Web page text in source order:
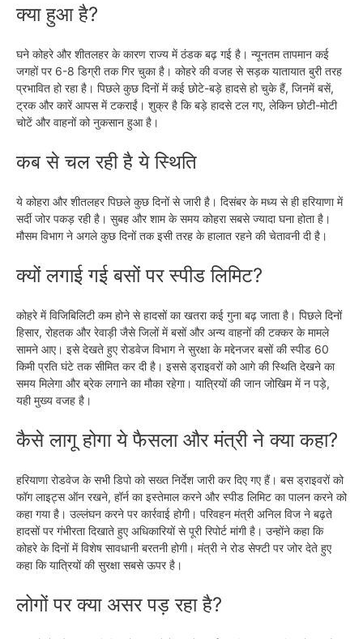
क्या हुआ है?
घने कोहरे और शीतलहर के कारण राज्य में ठंडक बढ़ गई है। न्यूनतम तापमान कई
जगहों पर 6-8 डिग्री तक गिर चुका है। कोहरे की वजह से सड़क यातायात बुरी तरह
प्रभावित हो रहा है। पिछले कुछ दिनों में कई छोटे-बड़े हादसे हो चुके हैं, जिनमें बसें,
ट्रक और कारें आपस में टकराईं। शुक्र है कि बड़े हादसे टल गए, लेकिन छोटी-मोटी
चोटें और वाहनों को नुकसान हुआ है।
कब से चल रही है ये स्थिति
ये कोहरा और शीतलहर पिछले कुछ दिनों से जारी है। दिसंबर के मध्य से ही हरियाणा में
सर्दी जोर पकड़ रही है। सुबह और शाम के समय कोहरा सबसे ज्यादा घना होता है।
मौसम विभाग ने अगले कुछ दिनों तक इसी तरह के हालात रहने की चेतावनी दी है।
क्यों लगाई गई बसों पर स्पीड लिमिट?
कोहरे में विजिबिलिटी कम होने से हादसों का खतरा कई गुना बढ़ जाता है। पिछले दिनों
हिसार, रोहतक और रेवाड़ी जैसे जिलों में बसों और अन्य वाहनों की टक्कर के मामले
सामने आए। इसे देखते हुए रोडवेज विभाग ने सुरक्षा के मद्देनजर बसों की स्पीड 60
किमी प्रति घंटे तक सीमित कर दी है। इससे ड्राइवरों को आगे की स्थिति देखने का
समय मिलेगा और ब्रेक लगाने का मौका रहेगा। यात्रियों की जान जोखिम में न पड़े,
यही मुख्य वजह है।
कैसे लागू होगा ये फैसला और मंत्री ने क्या कहा?
हरियाणा रोडवेज के सभी डिपो को सख्त निर्देश जारी कर दिए गए हैं। बस ड्राइवरों को
फॉग लाइट्स ऑन रखने, हॉर्न का इस्तेमाल करने और स्पीड लिमिट का पालन करने को
कहा गया है। उल्लंघन करने पर कार्रवाई होगी। परिवहन मंत्री अनिल विज ने बढ़ते
हादसों पर गंभीरता दिखाते हुए अधिकारियों से पूरी रिपोर्ट मांगी है। उन्होंने कहा कि
कोहरे के दिनों में विशेष सावधानी बरतनी होगी। मंत्री ने रोड सेफ्टी पर जोर देते हुए
कहा कि यात्रियों की सुरक्षा सबसे ऊपर है।
लोगों पर क्या असर पड़ रहा है?